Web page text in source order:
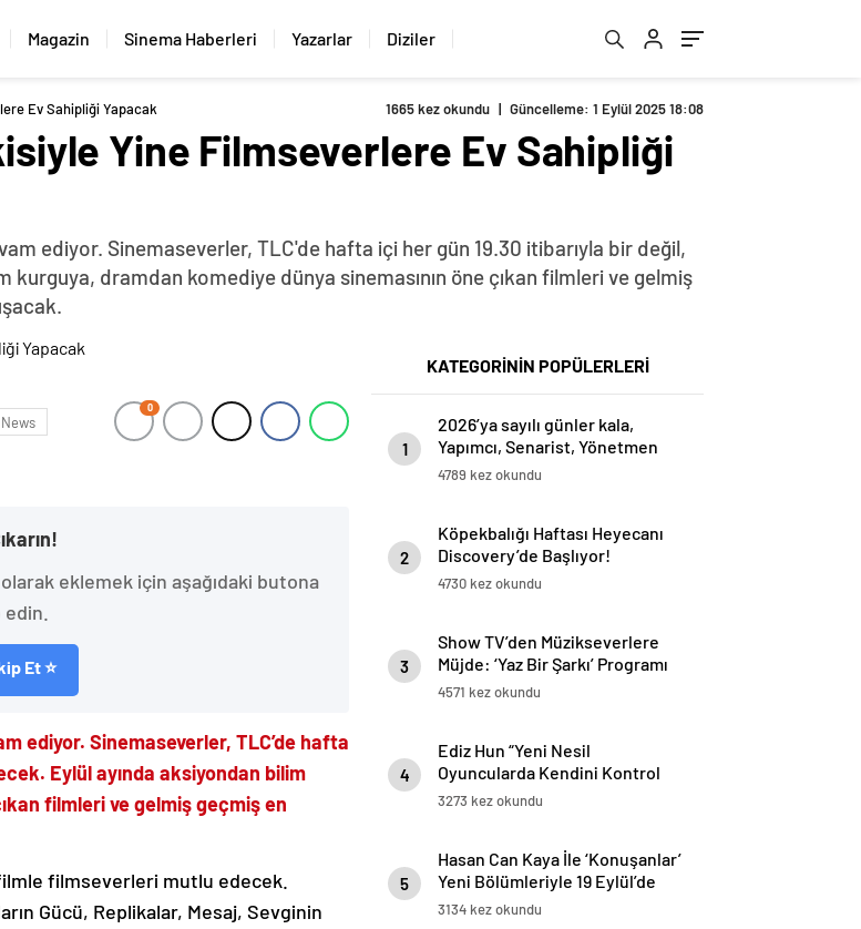
Magazin Sinema Haberleri Yazarlar Diziler
Ev Sahipliği Yapacak 1665 kez okundu | Güncelleme: 1 Eylül 2025 18:08
Yine Filmseverlere Ev Sahipliği
ediyor. Sinemaseverler, TLC'de hafta içi her gün 19.30 itibarıyla bir değil,
dramdan komediye dünya sinemasının öne çıkan filmleri ve gelmiş
News
0
eklemek için aşağıdaki butona
Et ⭐
ediyor. Sinemaseverler, TLC’de hafta
Eylül ayında aksiyondan bilim
filmleri ve gelmiş geçmiş en
filmseverleri mutlu edecek.
Gücü, Replikalar, Mesaj, Sevginin
KATEGORİNİN POPÜLERLERİ
1
2026’ya sayılı günler kala,
Yapımcı, Senarist, Yönetmen
Nurmehmet Türkan ile Türk dizi
4789 kez okundu
2
Köpekbalığı Haftası Heyecanı
Discovery’de Başlıyor!
4730 kez okundu
3
Show TV’den Müzikseverlere
Müjde: ‘Yaz Bir Şarkı’ Programı
Geliyor!
4571 kez okundu
4
Ediz Hun “Yeni Nesil
Oyuncularda Kendini Kontrol
Etmekten Aciz Tipler Var”
3273 kez okundu
5
Hasan Can Kaya İle ‘Konuşanlar’
Yeni Bölümleriyle 19 Eylül’de
Disney+’ta Başlıyor!
3134 kez okundu